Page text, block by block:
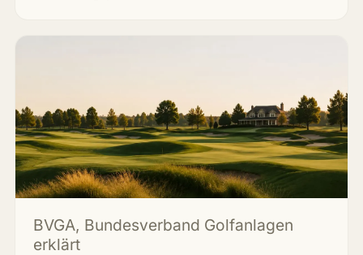
BVGA, Bundesverband Golfanlagen
erklärt